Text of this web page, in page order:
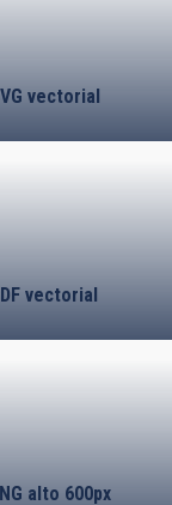
vectorial
vectorial
alto 600px